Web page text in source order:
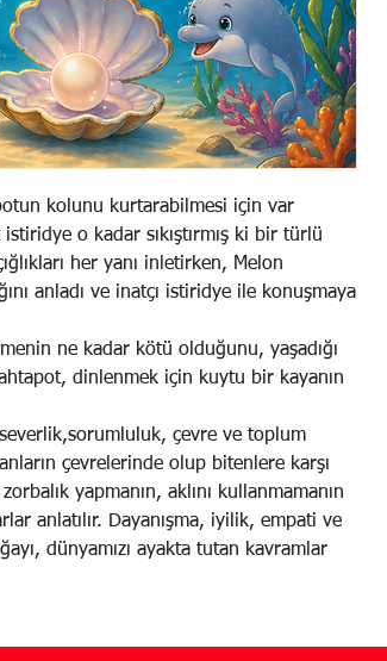
kolunu kurtarabilmesi için var
o kadar sıkıştırmış ki bir türlü
her yanı inletirken, Melon
anladı ve inatçı istiridye ile konuşmaya
ne kadar kötü olduğunu, yaşadığı
dinlenmek için kuytu bir kayanın
çevre ve toplum
çevrelerinde olup bitenlere karşı
yapmanın, aklını kullanmamanın
anlatılır. Dayanışma, iyilik, empati ve
dünyamızı ayakta tutan kavramlar